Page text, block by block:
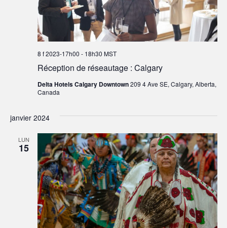
Réception de réseautage : Calgary
8 f 2023-17h00 - 18h30 MST
Delta Hotels Calgary Downtown209 4 Ave SE, Calgary, Alberta,
Canada
janvier 2024
LUN
15